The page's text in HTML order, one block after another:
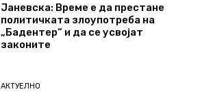
Јаневска: Време е да престане
политичката злоупотреба на
„Бадентер“ и да се усвојат
законите
АКТУЕЛНО